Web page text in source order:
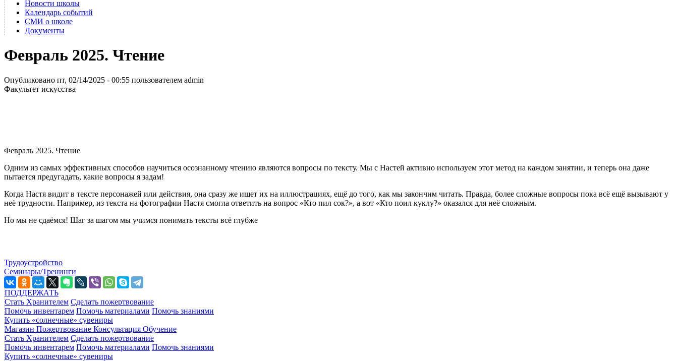
Новости школы
Календарь событий
СМИ о школе
Документы
Февраль 2025. Чтение
Опубликовано пт, 02/14/2025 - 00:55 пользователем admin
Факультет искусства
Февраль 2025. Чтение
Одним из самых эффективных способов научиться осознанному чтению являются вопросы по тексту. Мы с Настей активно используем этот метод на каждом занятии, и теперь она даже
пытается предугадать, какие вопросы я задам!
Когда Настя видит в тексте персонажей или действия, она сразу же ищет их на иллюстрациях, ещё до того, как мы закончим читать. Правда, более сложные вопросы пока всё ещё вызывают у
неё трудности. Например, из текста на фотографии Настя смогла ответить на вопрос «Кто пил сок?», а вот «Кто поил куклу?» оказался для неё сложным.
Но мы не сдаёмся! Шаг за шагом мы учимся понимать тексты всё глубже
Трудоустройство
Семинары/Тренинги
ПОДДЕРЖАТЬ
Стать Хранителем Сделать пожертвование
Помочь инвентарем Помочь материалами Помочь знаниями
Купить «солнечные» сувениры
Магазин Пожертвование Консультация Обучение
Стать Хранителем Сделать пожертвование
Помочь инвентарем Помочь материалами Помочь знаниями
Купить «солнечные» сувениры